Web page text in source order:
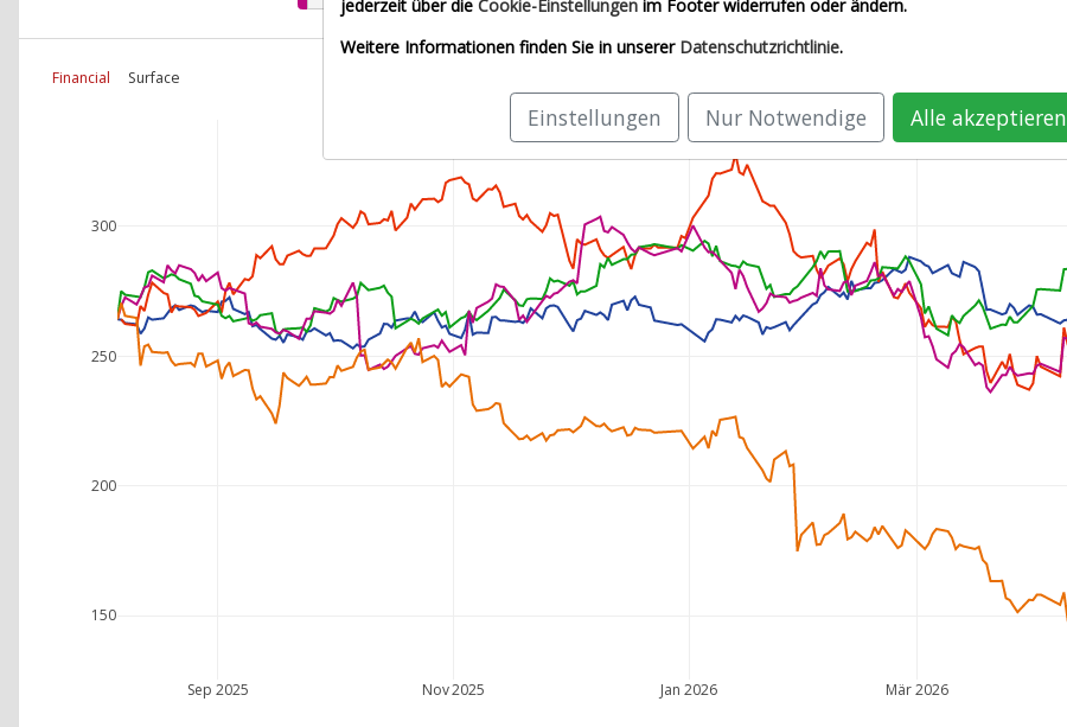
Financial Surface
Sep 2025 Nov 2025 Jan 2026 Mär 2026
150
200
250
300
jederzeit über die Cookie-Einstellungen im Footer widerrufen oder ändern.
Weitere Informationen finden Sie in unserer Datenschutzrichtlinie.
Einstellungen Nur Notwendige Alle akzeptieren